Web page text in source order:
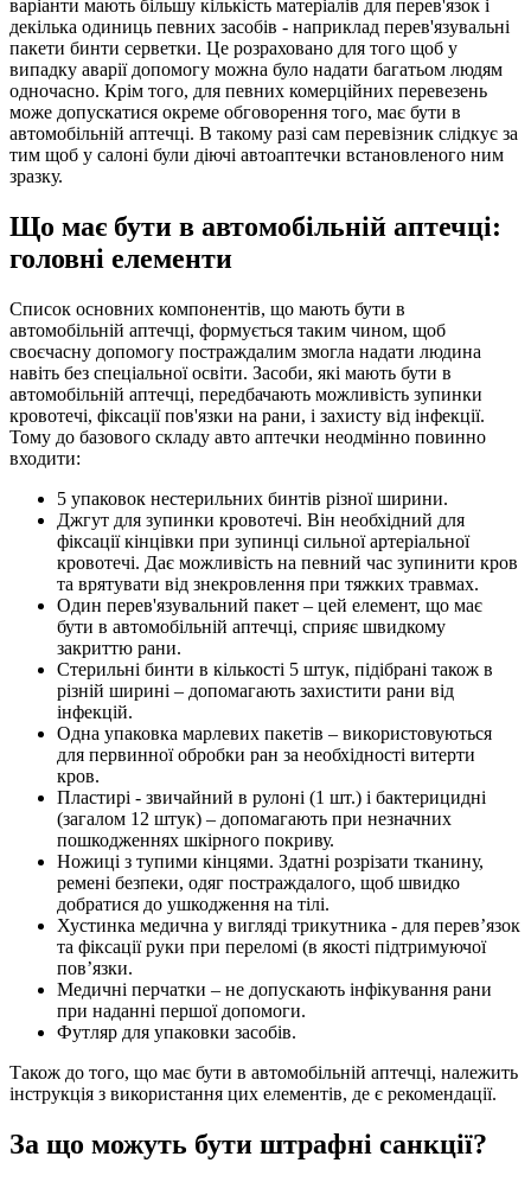
варіанти мають більшу кількість матеріалів для перев'язок і
декілька одиниць певних засобів - наприклад перев'язувальні
пакети бинти серветки. Це розраховано для того щоб у
випадку аварії допомогу можна було надати багатьом людям
одночасно. Крім того, для певних комерційних перевезень
може допускатися окреме обговорення того, має бути в
автомобільній аптечці. В такому разі сам перевізник слідкує за
тим щоб у салоні були діючі автоаптечки встановленого ним
зразку.
Що має бути в автомобільній аптечці:
головні елементи
Список основних компонентів, що мають бути в
автомобільній аптечці, формується таким чином, щоб
своєчасну допомогу постраждалим змогла надати людина
навіть без спеціальної освіти. Засоби, які мають бути в
автомобільній аптечці, передбачають можливість зупинки
кровотечі, фіксації пов'язки на рани, і захисту від інфекції.
Тому до базового складу авто аптечки неодмінно повинно
входити:
5 упаковок нестерильних бинтів різної ширини.
Джгут для зупинки кровотечі. Він необхідний для
фіксації кінцівки при зупинці сильної артеріальної
кровотечі. Дає можливість на певний час зупинити кров
та врятувати від знекровлення при тяжких травмах.
Один перев'язувальний пакет – цей елемент, що має
бути в автомобільній аптечці, сприяє швидкому
закриттю рани.
Стерильні бинти в кількості 5 штук, підібрані також в
різній ширині – допомагають захистити рани від
інфекцій.
Одна упаковка марлевих пакетів – використовуються
для первинної обробки ран за необхідності витерти
кров.
Пластирі - звичайний в рулоні (1 шт.) і бактерицидні
(загалом 12 штук) – допомагають при незначних
пошкодженнях шкірного покриву.
Ножиці з тупими кінцями. Здатні розрізати тканину,
ремені безпеки, одяг постраждалого, щоб швидко
добратися до ушкодження на тілі.
Хустинка медична у вигляді трикутника - для перев’язок
та фіксації руки при переломі (в якості підтримуючої
пов’язки.
Медичні перчатки – не допускають інфікування рани
при наданні першої допомоги.
Футляр для упаковки засобів.
Також до того, що має бути в автомобільній аптечці, належить
інструкція з використання цих елементів, де є рекомендації.
За що можуть бути штрафні санкції?